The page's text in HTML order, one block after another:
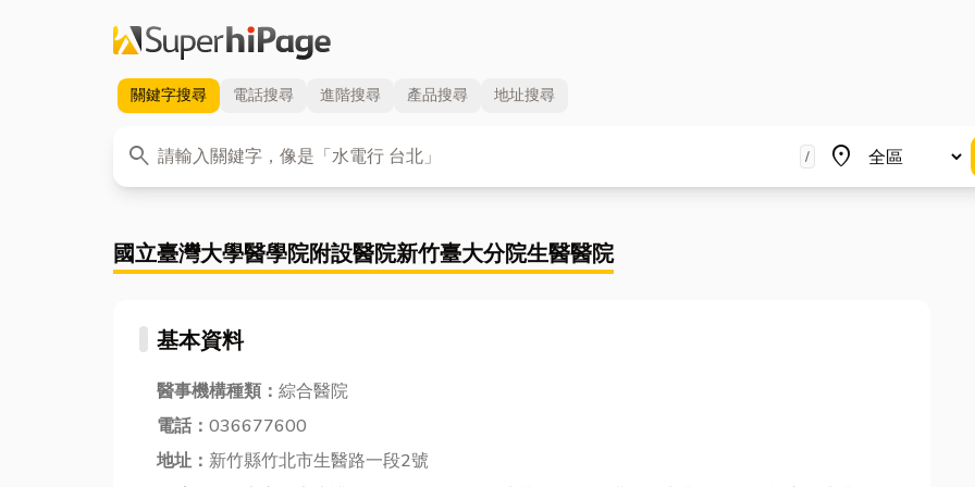
關鍵字搜尋 電話搜尋 進階搜尋 產品搜尋 地址搜尋
search
關鍵字 / place
地區
國立臺灣大學醫學院附設醫院新竹臺大分院生醫醫院
基本資料
醫事機構種類： 綜合醫院
電話： 036677600
地址： 新竹縣竹北市生醫路一段2號